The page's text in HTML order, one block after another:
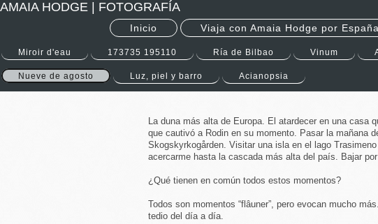
AMAIA HODGE | FOTOGRAFÍA
Inicio Viaja con Amaia Hodge por España
Miroir d'eau 173735 195110 Ría de Bilbao Vinum
Nueve de agosto Luz, piel y barro Acianopsia
La duna más alta de Europa. El atardecer en una casa
que cautivó a Rodin en su momento. Pasar la mañana
Skogskyrkogården. Visitar una isla en el lago
acercarme hasta la cascada más alta del país. Bajar
¿Qué tienen en común todos estos momentos?
Todos son momentos “flâuner”, pero evocan mucho
tedio del día a día.